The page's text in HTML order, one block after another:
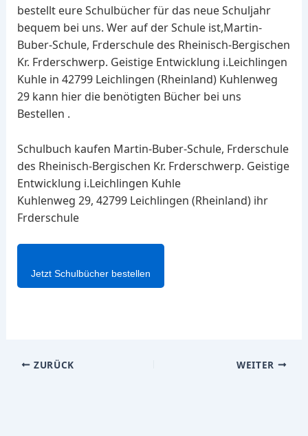
bestellt eure Schulbücher für das neue Schuljahr
bequem bei uns. Wer auf der Schule ist,Martin-
Buber-Schule, Frderschule des Rheinisch-Bergischen
Kr. Frderschwerp. Geistige Entwicklung i.Leichlingen
Kuhle in 42799 Leichlingen (Rheinland) Kuhlenweg
29 kann hier die benötigten Bücher bei uns
Bestellen .
Schulbuch kaufen Martin-Buber-Schule, Frderschule
des Rheinisch-Bergischen Kr. Frderschwerp. Geistige
Entwicklung i.Leichlingen Kuhle
Kuhlenweg 29, 42799 Leichlingen (Rheinland) ihr
Frderschule
Jetzt Schulbücher bestellen
ZURÜCK WEITER